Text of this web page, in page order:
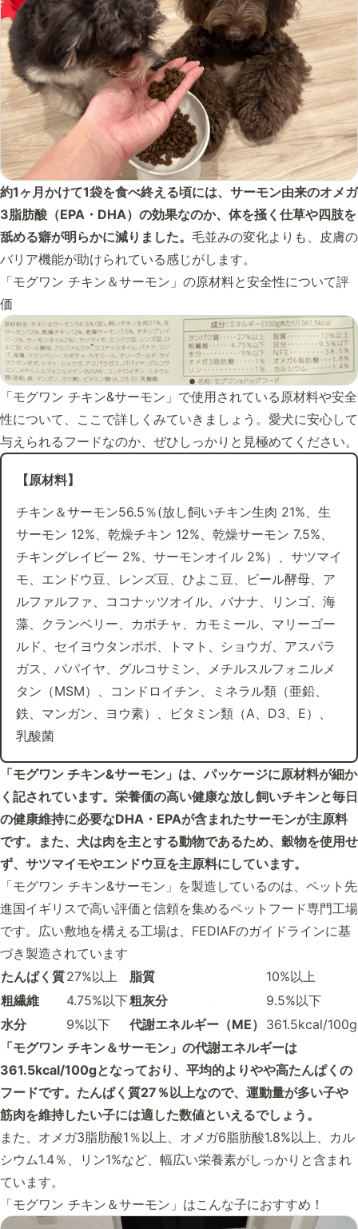
約1ヶ月かけて1袋を食べ終える頃には、サーモン由来のオメガ
3脂肪酸（EPA・DHA）の効果なのか、体を掻く仕草や四肢を
舐める癖が明らかに減りました。 毛並みの変化よりも、皮膚の
バリア機能が助けられている感じがします。
「モグワン チキン＆サーモン」の原材料と安全性について評
価
「モグワン チキン&サーモン」で使用されている原材料や安全
性について、ここで詳しくみていきましょう。愛犬に安心して
与えられるフードなのか、ぜひしっかりと見極めてください。
【原材料】
チキン＆サーモン56.5％(放し飼いチキン生肉 21%、生
サーモン 12%、乾燥チキン 12%、乾燥サーモン 7.5%、
チキングレイビー 2%、サーモンオイル 2%）、サツマイ
モ、エンドウ豆、レンズ豆、ひよこ豆、ビール酵母、ア
ルファルファ、ココナッツオイル、バナナ、リンゴ、海
藻、クランベリー、カボチャ、カモミール、マリーゴー
ルド、セイヨウタンポポ、トマト、ショウガ、アスパラ
ガス、パパイヤ、グルコサミン、メチルスルフォニルメ
タン（MSM）、コンドロイチン、ミネラル類（亜鉛、
鉄、マンガン、ヨウ素）、ビタミン類（A、D3、E）、
乳酸菌
「モグワン チキン&サーモン」は、パッケージに原材料が細か
く記されています。栄養価の高い健康な放し飼いチキンと毎日
の健康維持に必要なDHA・EPAが含まれたサーモンが主原料
です。また、犬は肉を主とする動物であるため、穀物を使用せ
ず、サツマイモやエンドウ豆を主原料にしています。
「モグワン チキン&サーモン」を製造しているのは、ペット先
進国イギリスで高い評価と信頼を集めるペットフード専門工場
です。広い敷地を構える工場は、FEDIAFのガイドラインに基
づき製造されています
たんぱく質27%以上 脂質
10%以上
粗繊維
4.75%以下粗灰分
9.5%以下
水分
9%以下 代謝エネルギー（ME） 361.5kcal/100g
「モグワン チキン＆サーモン」の代謝エネルギーは
361.5kcal/100gとなっており、平均的よりやや高たんぱくの
フードです。たんぱく質27％以上なので、運動量が多い子や
筋肉を維持したい子には適した数値といえるでしょう。
また、オメガ3脂肪酸1％以上、オメガ6脂肪酸1.8%以上、カル
シウム1.4％、リン1%など、幅広い栄養素がしっかりと含まれ
ています。
「モグワン チキン＆サーモン」はこんな子におすすめ！